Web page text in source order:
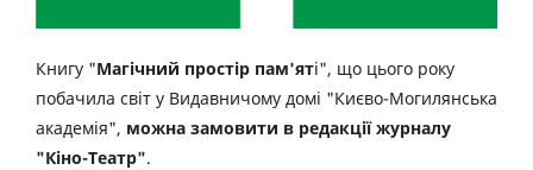
Книгу "Магічний простір пам'яті", що цього року
побачила світ у Видавничому домі "Києво-Могилянська
академія", можна замовити в редакції журналу
"Кіно-Театр".